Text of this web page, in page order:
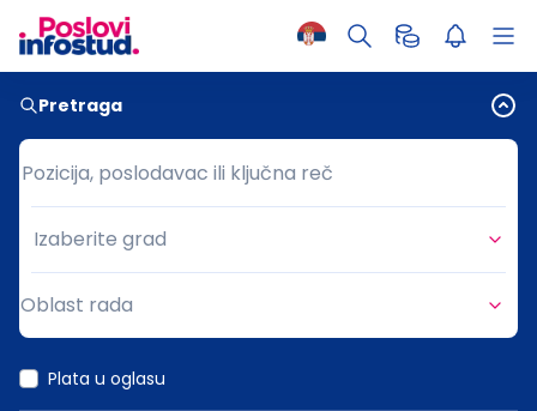
Pretraga
Pozicija, poslodavac ili ključna reč
Pozicija, poslodavac ili ključna reč
Grad
Izaberite grad
Oblast rada
Plata u oglasu